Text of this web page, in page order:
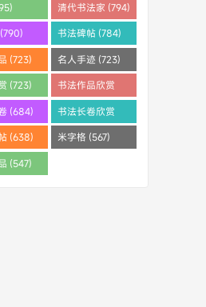
清代书法家 (794)
书法碑帖 (784)
(723) 名人手迹 (723)
(723)
书法作品欣赏
(710)
(684)
书法长卷欣赏
(682)
(638) 米字格 (567)
(547)